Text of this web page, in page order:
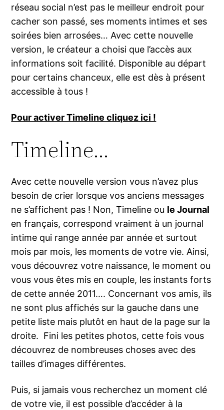
réseau social n’est pas le meilleur endroit pour
cacher son passé, ses moments intimes et ses
soirées bien arrosées… Avec cette nouvelle
version, le créateur a choisi que l’accès aux
informations soit facilité. Disponible au départ
pour certains chanceux, elle est dès à présent
accessible à tous !
Pour activer Timeline cliquez ici !
Timeline…
Avec cette nouvelle version vous n’avez plus
besoin de crier lorsque vos anciens messages
ne s’affichent pas ! Non, Timeline ou le Journal
en français, correspond vraiment à un journal
intime qui range année par année et surtout
mois par mois, les moments de votre vie. Ainsi,
vous découvrez votre naissance, le moment ou
vous vous êtes mis en couple, les instants forts
de cette année 2011…. Concernant vos amis, ils
ne sont plus affichés sur la gauche dans une
petite liste mais plutôt en haut de la page sur la
droite. Fini les petites photos, cette fois vous
découvrez de nombreuses choses avec des
tailles d’images différentes.
Puis, si jamais vous recherchez un moment clé
de votre vie, il est possible d’accéder à la